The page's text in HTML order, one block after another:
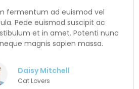
fermentum ad euismod vel
Pede euismod suscipit ac
et in amet. Potenti nunc
magnis sapien massa.
Daisy Mitchell
Cat Lovers